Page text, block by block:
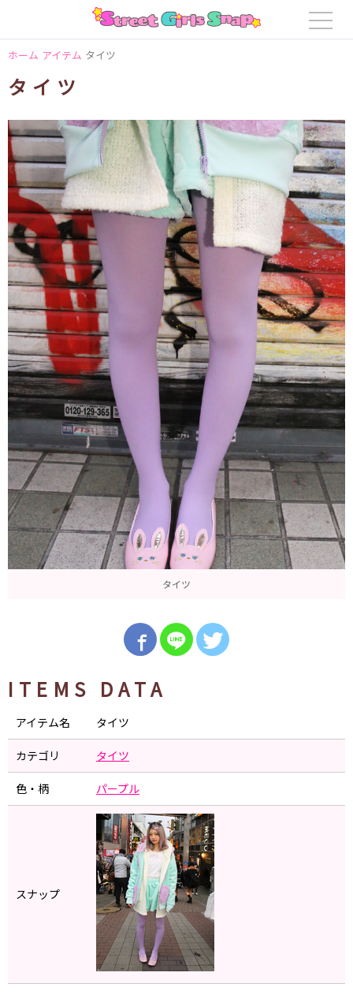
ホーム アイテム タイツ
タイツ
タイツ
ITEMS DATA
アイテム名 タイツ
カテゴリ タイツ
色・柄 パープル
スナップ